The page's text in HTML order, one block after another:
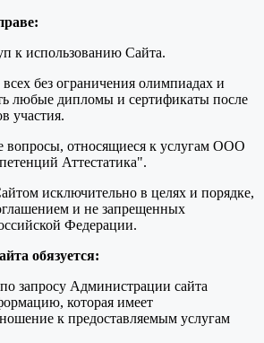
к использованию Сайта.
без ограничения олимпиадах и
любые дипломы и сертификаты после
участия.
вопросы, относящиеся к услугам ООО
Аттестатика".
исключительно в целях и порядке,
и не запрещенных
Федерации.
обязуется:
запросу Администрации сайта
которая имеет
к предоставляемым услугам